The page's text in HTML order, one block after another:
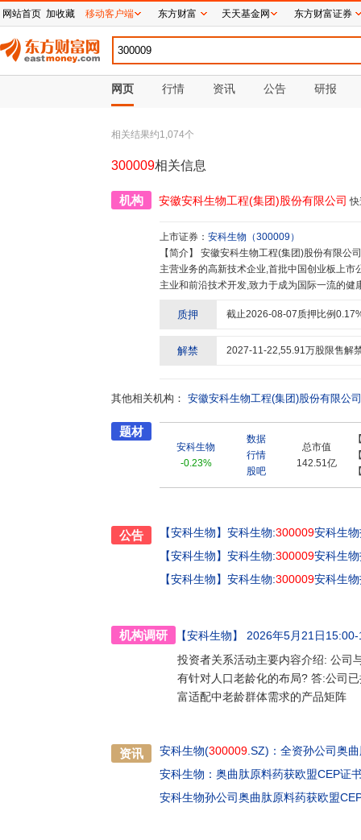
网页 行情 资讯 公告 研报
相关结果约1,074个
300009相关信息
机构 安徽安科生物工程(集团)股份有限公司
上市证券： 安科生物 （300009）
【简介】
主营业务的高新技术企业,首批中国创业板上市
主业和前沿技术开发,致力于成为国际一流的
和合肥综合性国家科学中心大健康研究院等技
质押 截止2026-08-07质押比例0.17
解禁 2027-11-22,55.91万股限售解
其他相关机构： 安徽安科生物工程(集团)股份有限公司
题材
安科生物
-0.23%
数据
行情
股吧
总市值
142.51亿
公告 【安科生物】 安科生物:300009安科生
【安科生物】 安科生物:300009安科生
【安科生物】 安科生物:300009安科生
机构调研 【安科生物】
2026年5月21日
投资者关系活动主要内容介绍: 公司
有针对人口老龄化的布局? 答:公司
富适配中老龄群体需求的产品矩阵
资讯 安科生物(300009 .SZ)：全资孙公司奥
安科生物：奥曲肽原料药获欧盟CEP证
安科生物孙公司奥曲肽原料药获欧盟
网站首页 加收藏 移动客户端 东方财富 天天基金网 东方财富证券